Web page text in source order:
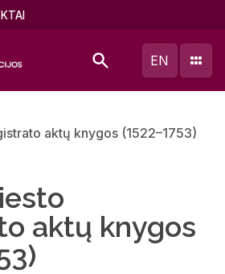
EN
aktų knygos (1522–1753)
aktų knygos